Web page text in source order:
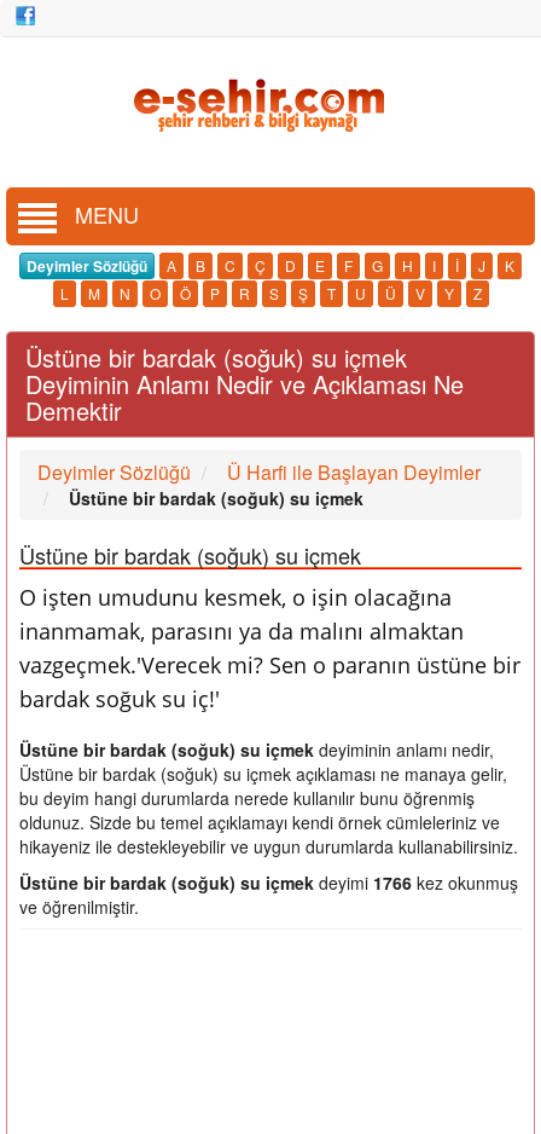
MENU
Deyimler Sözlüğü A B C Ç D E F G H I İ J
K
L
M N O Ö P R S Ş T U Ü V Y Z
Üstüne bir bardak (soğuk) su içmek
Deyiminin Anlamı Nedir ve Açıklaması Ne
Demektir
Deyimler Sözlüğü Ü Harfi ile Başlayan Deyimler
Üstüne bir bardak (soğuk) su içmek
Üstüne bir bardak (soğuk) su içmek
O işten umudunu kesmek, o işin olacağına
inanmamak, parasını ya da malını almaktan
vazgeçmek.'Verecek mi? Sen o paranın üstüne bir
bardak soğuk su iç!'
Üstüne bir bardak (soğuk) su içmek deyiminin anlamı nedir,
Üstüne bir bardak (soğuk) su içmek açıklaması ne manaya gelir,
bu deyim hangi durumlarda nerede kullanılır bunu öğrenmiş
oldunuz. Sizde bu temel açıklamayı kendi örnek cümleleriniz ve
hikayeniz ile destekleyebilir ve uygun durumlarda kullanabilirsiniz.
Üstüne bir bardak (soğuk) su içmek deyimi 1766 kez okunmuş
ve öğrenilmiştir.